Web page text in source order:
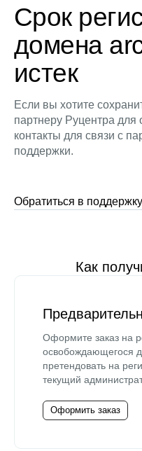
Срок
домена
истек
Если вы хотите
партнеру Руцентра для
контакты для связи с
поддержки.
Обратиться в поддержку
Как
Оформите заказ на
освобождающегося
претендовать на
текущий
Оформить заказ